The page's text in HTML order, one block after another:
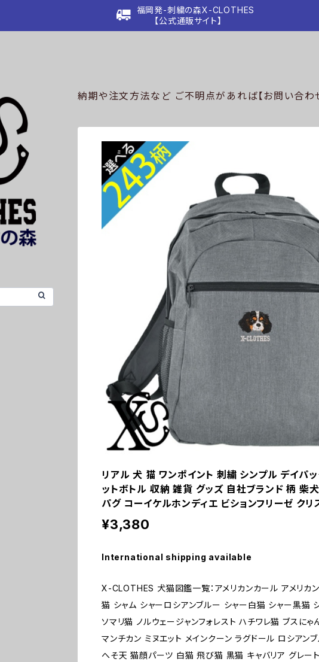
福岡発-刺繍の森X-CLOTHES
【公式通販サイト】
納期や注文方法など ご不明点があれば【お問い合わ
リアル 犬 猫 ワンポイント 刺繍 シンプル デイパ
ットボトル 収納 雑貨 グッズ 自社ブランド 柄 柴
パグ コーイケルホンディエ ビションフリーゼ
¥3,380
International shipping available
X-CLOTHES 犬猫図鑑一覧：アメリカンカール アメリカ
猫 シャム シャーロシアンブルー シャー白猫 シャー黒猫
ソマリ猫 ノルウェージャンフォレスト ハチワレ猫 ブスに
マンチカン ミヌエット メインクーン ラグドール ロシア
へそ天 猫顔パーツ 白猫 飛び猫 黒猫 キャバリア グレー